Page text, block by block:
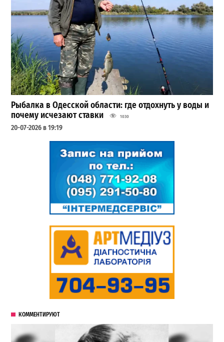
Рыбалка в Одесской области: где отдохнуть у воды и
почему исчезают ставки
1030
20-07-2026 в 19:19
КОММЕНТИРУЮТ